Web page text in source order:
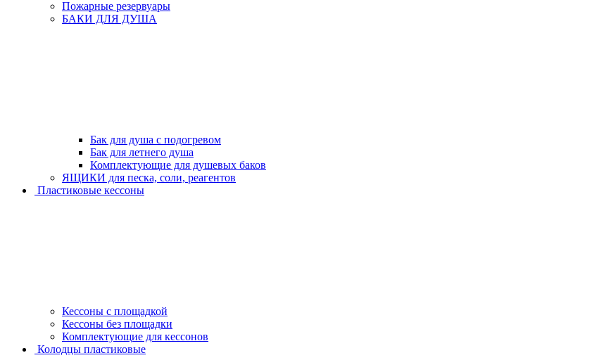
Пожарные резервуары
БАКИ ДЛЯ ДУША
Бак для душа с подогревом
Бак для летнего душа
Комплектующие для душевых баков
ЯЩИКИ для песка, соли, реагентов
Пластиковые кессоны
Кессоны с площадкой
Кессоны без площадки
Комплектующие для кессонов
Колодцы пластиковые